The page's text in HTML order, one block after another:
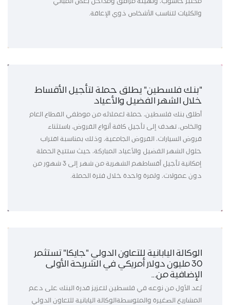
والكليات لتناسب الأشخاص ذوي الإعاقة.
"بنك فلسطين" يطلق حملة لتأجيل الأقساط
خلال الشهر الفضيل والأعياد
أطلق بنك فلسطين، حملة لعملائه من موظفي القطاع العام
والخاص، تهدف إلى تأجيل كافة أنواع القروض، باستثناء
قروض السيارات، القروض الجامعية، وذلك بمناسبة اقتراب
حلول الشهر الفضيل والأعياد المباركة، حيث ستتيح الحملة
إمكانية تأجيل أقساطهم الشهرية من شهر إلى 3 شهور من
دون عمولات، ولمرة واحدة خلال فترة الحملة.
الوكالة اليابانية للتعاون الدولي "جايكا" تستثمر
30 مليون دولار أمريكي في الشريحة الأولى
الإضافية من...
يُعد الأول من نوعه في فلسطين لتعزيز قدرة البنك على دعم
المشاريع الصغيرة والمتوسطةالوكالة اليابانية للتعاون الدولي